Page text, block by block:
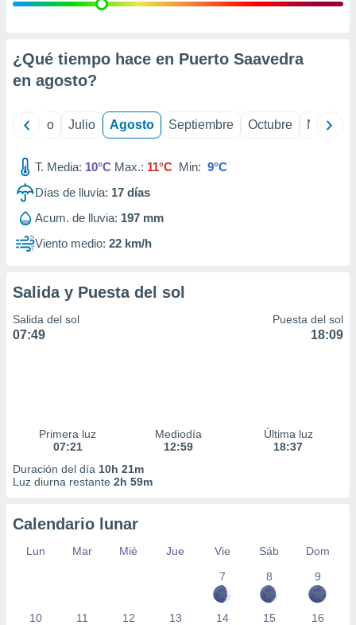
e
mediante
publicidad
de
1199
¿Qué tiempo hace en Puerto Saavedra
en agosto?
Junio Julio Agosto Septiembre Octubre
T. Media: 10°C Max.: 11°C Min: 9°C
Días de lluvia: 17 días
Acum. de lluvia: 197 mm
Viento medio: 22 km/h
Salida y Puesta del sol
Salida del sol
07:49
Puesta del sol
18:09
Primera luz
07:21
Mediodía
12:59
Última luz
18:37
Duración del día 10h 21m
Luz diurna restante 2h 59m
Calendario lunar
Lun Mar Mié Jue Vie Sáb
Dom
7
8 9
10 11 12 13 14 15 16